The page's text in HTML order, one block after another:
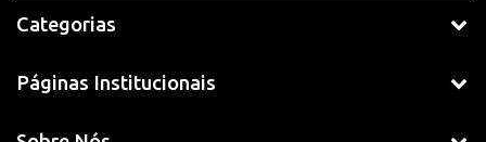
Categorias
Páginas Institucionais